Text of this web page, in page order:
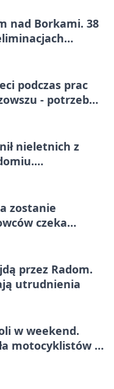
nad Borkami. 38
podczas prac
- potrzebna
nieletnich z
zostanie
czeka
przez Radom.
utrudnienia
w weekend.
motocyklistów w